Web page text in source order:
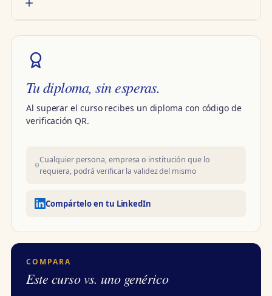
Tu diploma, sin esperas.
Al superar el curso recibes un diploma con código de
verificación QR.
Cualquier persona, empresa o institución que lo
requiera, podrá verificar la validez del mismo
Compártelo en tu LinkedIn
COMPARA
Este curso vs. uno genérico